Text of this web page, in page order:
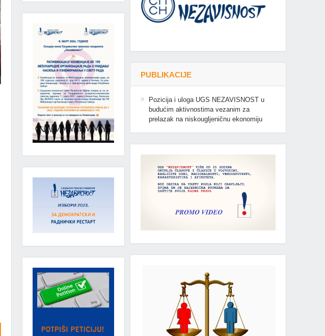
PUBLIKACIJE
Pozicija i uloga UGS NEZAVISNOST u
budućim aktivnostima vezanim za
prelazak na niskougljeničnu ekonomiju